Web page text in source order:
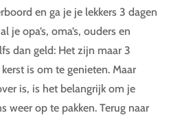
en ga je je lekkers 3 dagen
je opa’s, oma’s, ouders en
dan geld: Het zijn maar 3
is om te genieten. Maar
is, is het belangrijk om je
weer op te pakken. Terug naar